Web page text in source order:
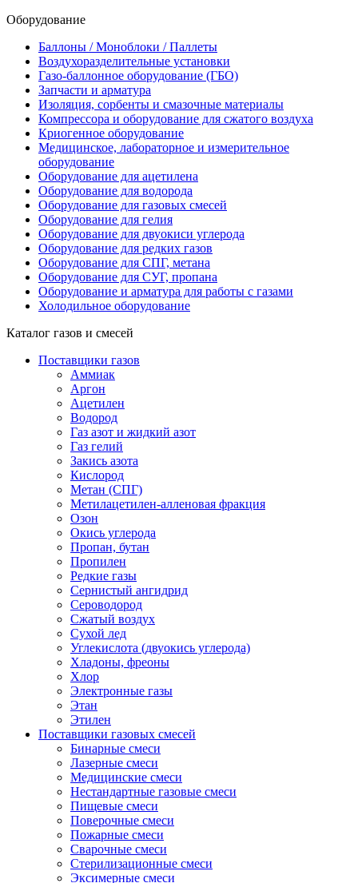
Оборудование
Баллоны / Моноблоки / Паллеты
Воздухоразделительные установки
Газо-баллонное оборудование (ГБО)
Запчасти и арматура
Изоляция, сорбенты и смазочные материалы
Компрессора и оборудование для сжатого воздуха
Криогенное оборудование
Медицинское, лабораторное и измерительное
оборудование
Оборудование для ацетилена
Оборудование для водорода
Оборудование для газовых смесей
Оборудование для гелия
Оборудование для двуокиси углерода
Оборудование для редких газов
Оборудование для СПГ, метана
Оборудование для СУГ, пропана
Оборудование и арматура для работы с газами
Холодильное оборудование
Каталог газов и смесей
Поставщики газов
Аммиак
Аргон
Ацетилен
Водород
Газ азот и жидкий азот
Газ гелий
Закись азота
Кислород
Метан (СПГ)
Метилацетилен-алленовая фракция
Озон
Окись углерода
Пропан, бутан
Пропилен
Редкие газы
Сернистый ангидрид
Сероводород
Сжатый воздух
Сухой лед
Углекислота (двуокись углерода)
Хладоны, фреоны
Хлор
Электронные газы
Этан
Этилен
Поставщики газовых смесей
Бинарные смеси
Лазерные смеси
Медицинские смеси
Нестандартные газовые смеси
Пищевые смеси
Поверочные смеси
Пожарные смеси
Сварочные смеси
Стерилизационные смеси
Эксимерные смеси